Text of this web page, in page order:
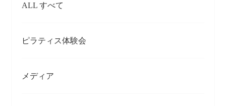
ALL すべて
ピラティス体験会
メディア